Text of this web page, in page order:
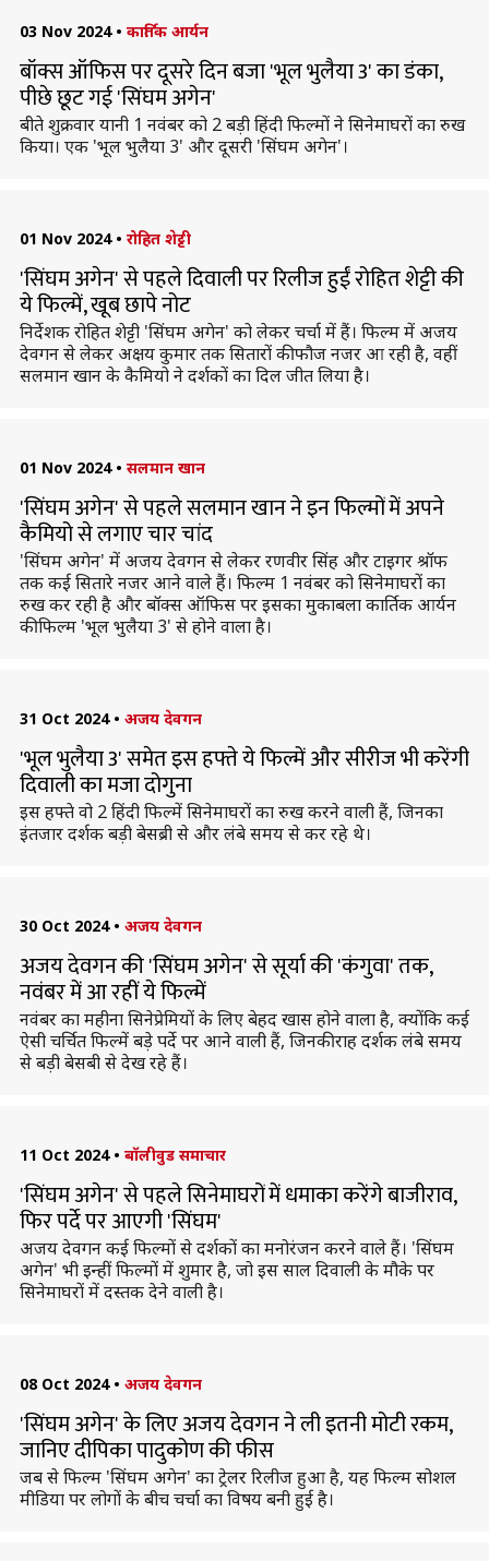
03 Nov 2024 • कार्तिक आर्यन
बॉक्स ऑफिस पर दूसरे दिन बजा 'भूल भुलैया 3' का डंका,
पीछे छूट गई 'सिंघम अगेन'
बीते शुक्रवार यानी 1 नवंबर को 2 बड़ी हिंदी फिल्माें ने सिनेमाघरों का रुख
किया। एक 'भूल भुलैया 3' और दूसरी 'सिंघम अगेन'।
01 Nov 2024 • रोहित शेट्टी
'सिंघम अगेन' से पहले दिवाली पर रिलीज हुईं रोहित शेट्टी की
ये फिल्में, खूब छापे नोट
निर्देशक रोहित शेट्टी 'सिंघम अगेन' को लेकर चर्चा में हैं। फिल्म में अजय
देवगन से लेकर अक्षय कुमार तक सितारों की फौज नजर आ रही है, वहीं
सलमान खान के कैमियो ने दर्शकों का दिल जीत लिया है।
01 Nov 2024 • सलमान खान
'सिंघम अगेन' से पहले सलमान खान ने इन फिल्मों में अपने
कैमियो से लगाए चार चांद
'सिंघम अगेन' में अजय देवगन से लेकर रणवीर सिंह और टाइगर श्रॉफ
तक कई सितारे नजर आने वाले हैं। फिल्म 1 नवंबर को सिनेमाघरों का
रुख कर रही है और बॉक्स ऑफिस पर इसका मुकाबला कार्तिक आर्यन
की फिल्म 'भूल भुलैया 3' से होने वाला है।
31 Oct 2024 • अजय देवगन
'भूल भुलैया 3' समेत इस हफ्ते ये फिल्में और सीरीज भी करेंगी
दिवाली का मजा दोगुना
इस हफ्ते वो 2 हिंदी फिल्में सिनेमाघरों का रुख करने वाली हैं, जिनका
इंतजार दर्शक बड़ी बेसब्री से और लंबे समय से कर रहे थे।
30 Oct 2024 • अजय देवगन
अजय देवगन की 'सिंघम अगेन' से सूर्या की 'कंगुवा' तक,
नवंबर में आ रहीं ये फिल्में
नवंबर का महीना सिनेप्रेमियों के लिए बेहद खास होने वाला है, क्योंकि कई
ऐसी चर्चित फिल्में बड़े पर्दे पर आने वाली हैं, जिनकी राह दर्शक लंबे समय
से बड़ी बेसबी से देख रहे हैं।
11 Oct 2024 • बॉलीवुड समाचार
'सिंघम अगेन' से पहले सिनेमाघरों में धमाका करेंगे बाजीराव,
फिर पर्दे पर आएगी 'सिंघम'
अजय देवगन कई फिल्मों से दर्शकों का मनोरंजन करने वाले हैं। 'सिंघम
अगेन' भी इन्हीं फिल्मों में शुमार है, जो इस साल दिवाली के मौके पर
सिनेमाघरों में दस्तक देने वाली है।
08 Oct 2024 • अजय देवगन
'सिंघम अगेन' के लिए अजय देवगन ने ली इतनी मोटी रकम,
जानिए दीपिका पादुकोण की फीस
जब से फिल्म 'सिंघम अगेन' का ट्रेलर रिलीज हुआ है, यह फिल्म सोशल
मीडिया पर लोगों के बीच चर्चा का विषय बनी हुई है।